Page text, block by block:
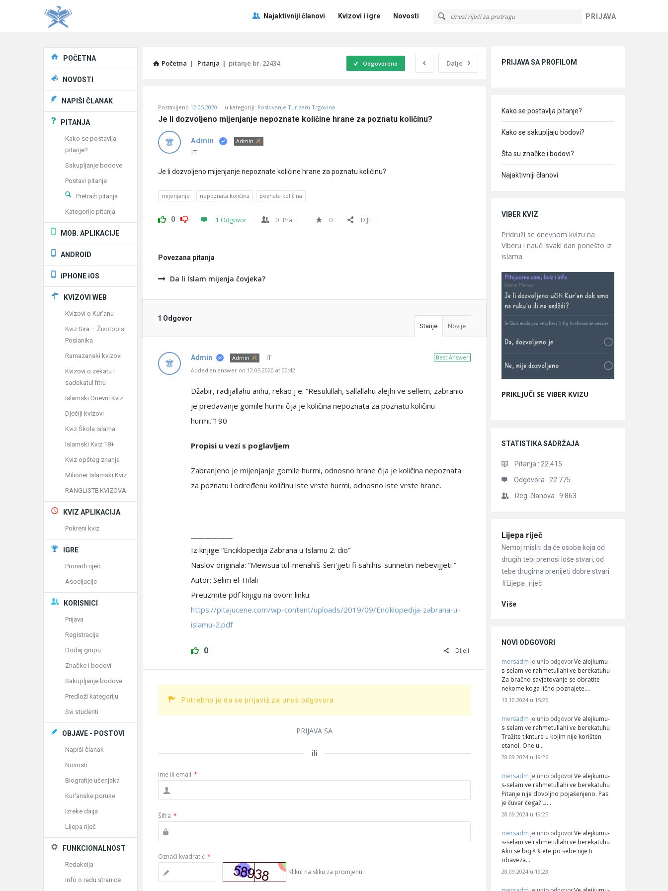
PRIJAVA
Pitaj
Učene
Navigacija
Najaktivniji članovi Kvizovi i igre Novosti
Početna | Pitanja | pitanje br. 22434 Dalje
Odgovoreno
Učene
Latest
Pitanja
Postavljeno 12.05.2020 u kategoriji: Poslovanje Turizam Trgovina
Je li dozvoljeno mijenjanje nepoznate količine hrane za poznatu količinu?
Admin Admin
IT
Je li dozvoljeno mijenjanje nepoznate količine hrane za poznatu količinu?
mijenjanje nepoznata količina poznata količina
0 1 Odgovor 0 Prati 0 DIJELI
Povezana pitanja
Da li Islam mijenja čovjeka?
1 Odgovor
Starije Novije
Best Answer
Admin Admin IT
Added an answer on 12.05.2020 at 00:42
Džabir, radijallahu anhu, rekao j e: “Resulullah, sallallahu alejhi ve sellem, zabranio
je predavanje gomile hurmi čija je količina nepoznata za poznatu količinu
hurmi.”190
Propisi u vezi s poglavljem
Zabranjeno je mijenjanje gomile hurmi, odnosno hrane čija je količina nepoznata
za poznatu i određenu količinu iste vrste hurmi, odnosno iste vrste hrane.
Iz knjige “Enciklopedija Zabrana u Islamu 2. dio”
Naslov originala: “Mewsua'tul-menahiš-šeri'jjeti fi sahihis-sunnetin-nebevijjeti ”
Autor: Selim el-Hilali
Preuzmite pdf knjigu na ovom linku:
https://pitajucene.com/wp-content/uploads/2019/09/Enciklopedija-zabrana-u-
islamu-2.pdf
0 Dijeli
Potrebno je da se prijaviš za unos odgovora.
PRIJAVA SA
ili
Ime ili email *
Šifra *
Označi kvadratić *
Klikni na sliku za promjenu.
PRIJAVA SA PROFILOM
Kako se postavlja pitanje?
Kako se sakupljaju bodovi?
Šta su značke i bodovi?
Najaktivniji članovi
VIBER KVIZ
Pridruži se dnevnom kvizu na
Viberu i nauči svaki dan ponešto iz
islama.
PRIKLJUČI SE VIBER KVIZU
STATISTIKA SADRŽAJA
Pitanja : 22.415
Odgovora : 22.775
Reg. članova : 9.863
Članci
Lijepa riječ
Nemoj misliti da će osoba koja od
drugih tebi prenosi loše stvari, od
tebe drugima prenijeti dobre stvari.
#Lijepa_riječ
Više
NOVI ODGOVORI
mersadm je unio odgovor Ve alejkumu-
s-selam ve rahmetullahi ve berekatuhu
Za bračno savjetovanje se obratite
nekome koga lično poznajete.…
13.10.2024 u 15:25
mersadm je unio odgovor Ve alejkumu-
s-selam ve rahmetullahi ve berekatuhu
Tražite tiknture u kojim nije korišten
etanol. One u…
28.09.2024 u 19:26
mersadm je unio odgovor Ve alejkumu-
s-selam ve rahmetullahi ve berekatuhu
Pitanje nije dovoljno pojašenjeno. Pas
je čuvar čega? U…
28.09.2024 u 19:25
mersadm je unio odgovor Ve alejkumu-
s-selam ve rahmetullahi ve berekatuhu
Ako se bojiš štete po sebe nije ti
obaveza…
28.09.2024 u 19:23
Explore
POČETNA
NOVOSTI
NAPIŠI ČLANAK
PITANJA
Kako se postavlja
pitanje?
Sakupljanje bodove
Postavi pitanje
Pretraži pitanja
Kategorije pitanja
MOB. APLIKACIJE
ANDROID
iPHONE iOS
KVIZOVI WEB
Kvizovi o Kur'anu
Kviz Sira – Životopis
Poslanika
Ramazanski kvizovi
Kvizovi o zekatu i
sadekatul fitru
Islamski Dnevni Kviz
Dječiji kvizovi
Kviz Škola Islama
Islamski Kviz 18+
Kviz opšteg znanja
Milioner Islamski Kviz
RANGLISTE KVIZOVA
KVIZ APLIKACIJA
Pokreni kviz
IGRE
Pronađi riječ
Asocijacije
KORISNICI
Prijava
Registracija
Dodaj grupu
Značke i bodovi
Sakupljanje bodove
Predloži kategoriju
Svi studenti
OBJAVE - POSTOVI
Napiši članak
Novosti
Biografije učenjaka
Kur'anske poruke
Izreke daija
Lijepa riječ
FUNKCIONALNOST
Redakcija
Info o radu stranice